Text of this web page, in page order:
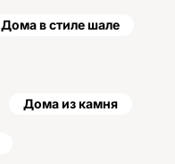
Дома в стиле шале
Дома из камня